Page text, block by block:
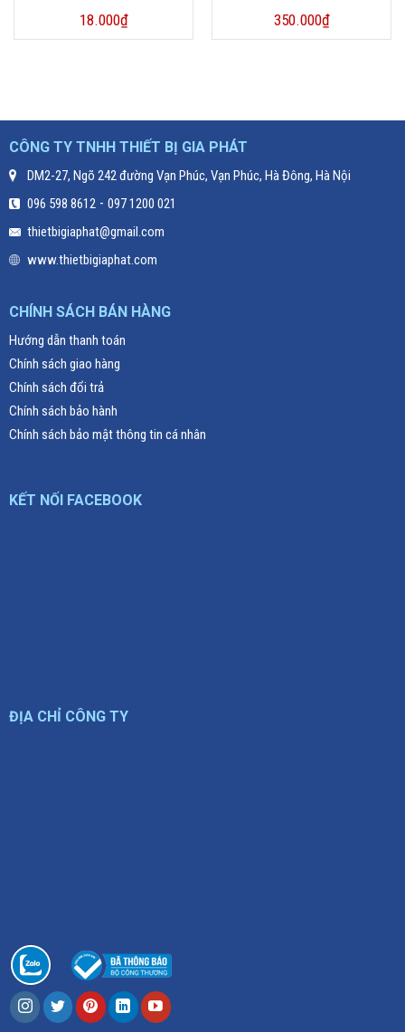
18.000₫ 350.000₫
CÔNG TY TNHH THIẾT BỊ GIA PHÁT
DM2-27, Ngõ 242 đường Vạn Phúc, Vạn Phúc, Hà Đông, Hà Nội
096 598 8612- 097 1200 021
thietbigiaphat@gmail.com
www.thietbigiaphat.com
CHÍNH SÁCH BÁN HÀNG
Hướng dẫn thanh toán
Chính sách giao hàng
Chính sách đổi trả
Chính sách bảo hành
Chính sách bảo mật thông tin cá nhân
KẾT NỐI FACEBOOK
ĐỊA CHỈ CÔNG TY